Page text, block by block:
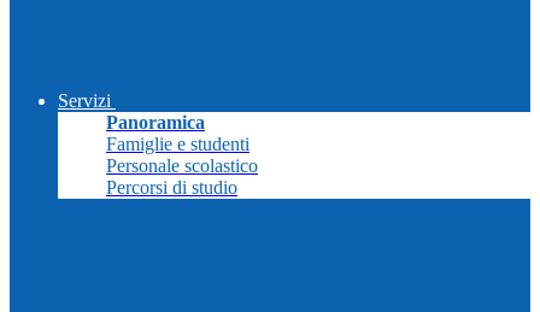
Servizi
Panoramica
Famiglie e studenti
Personale scolastico
Percorsi di studio